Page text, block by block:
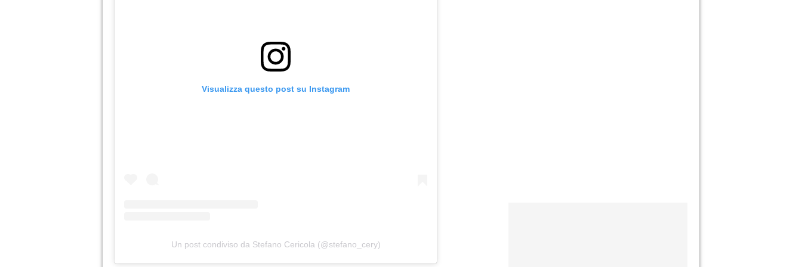
Visualizza questo post su Instagram
Un post condiviso da Stefano Cericola (@stefano_cery)